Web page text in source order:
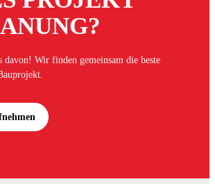
davon! Wir finden gemeinsam die beste